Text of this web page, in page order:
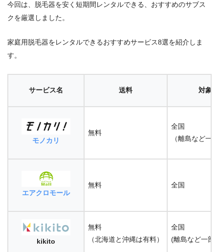
今回は、脱毛器を安く短期間レンタルできる、おすすめのサブス
クを厳選しました。
家庭用脱毛器をレンタルできるおすすめサービス8選を紹介しま
す。
サービス名 送料 対象
モノカリ
無料
全国
（離島など一
エアクロモール
無料 全国
kikito
無料
（北海道と沖縄は有料）
全国
(離島など一部